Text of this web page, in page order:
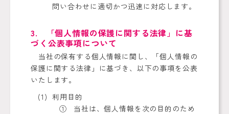
問い合わせに適切かつ迅速に対応します。
3. 「個人情報の保護に関する法律」に基
づく公表事項について
当社の保有する個人情報に関し、「個人情報の
保護に関する法律」に基づき、以下の事項を公表
いたします。
利用目的
当社は、個人情報を次の目的のため